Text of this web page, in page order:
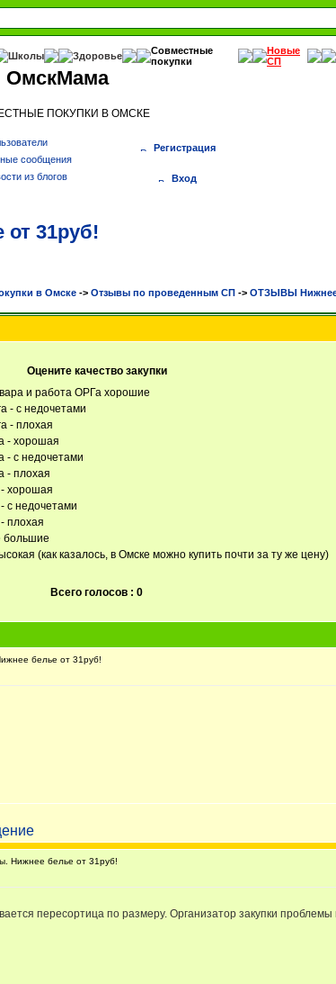
Школы Здоровье
Совместные
покупки
Новые
СП
ОмскМама
ПОКУПКИ В ОМСКЕ
сообщения
из блогов
Регистрация
Вход
31руб!
в Омске -> Отзывы по проведенным СП -> ОТЗЫВЫ Нижнее
Оцените качество закупки
и работа ОРГа хорошие
- с недочетами
- плохая
- хорошая
- с недочетами
- плохая
- хорошая
с недочетами
плохая
большие
(как казалось, в Омске можно купить почти за ту же цену)
Всего голосов : 0
белье от 31руб!
Нижнее белье от 31руб!
пересортица по размеру. Организатор закупки проблемы